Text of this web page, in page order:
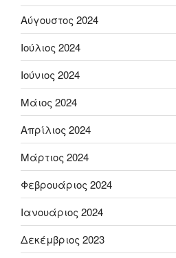
Αύγουστος 2024
Ιούλιος 2024
Ιούνιος 2024
Μάιος 2024
Απρίλιος 2024
Μάρτιος 2024
Φεβρουάριος 2024
Ιανουάριος 2024
Δεκέμβριος 2023